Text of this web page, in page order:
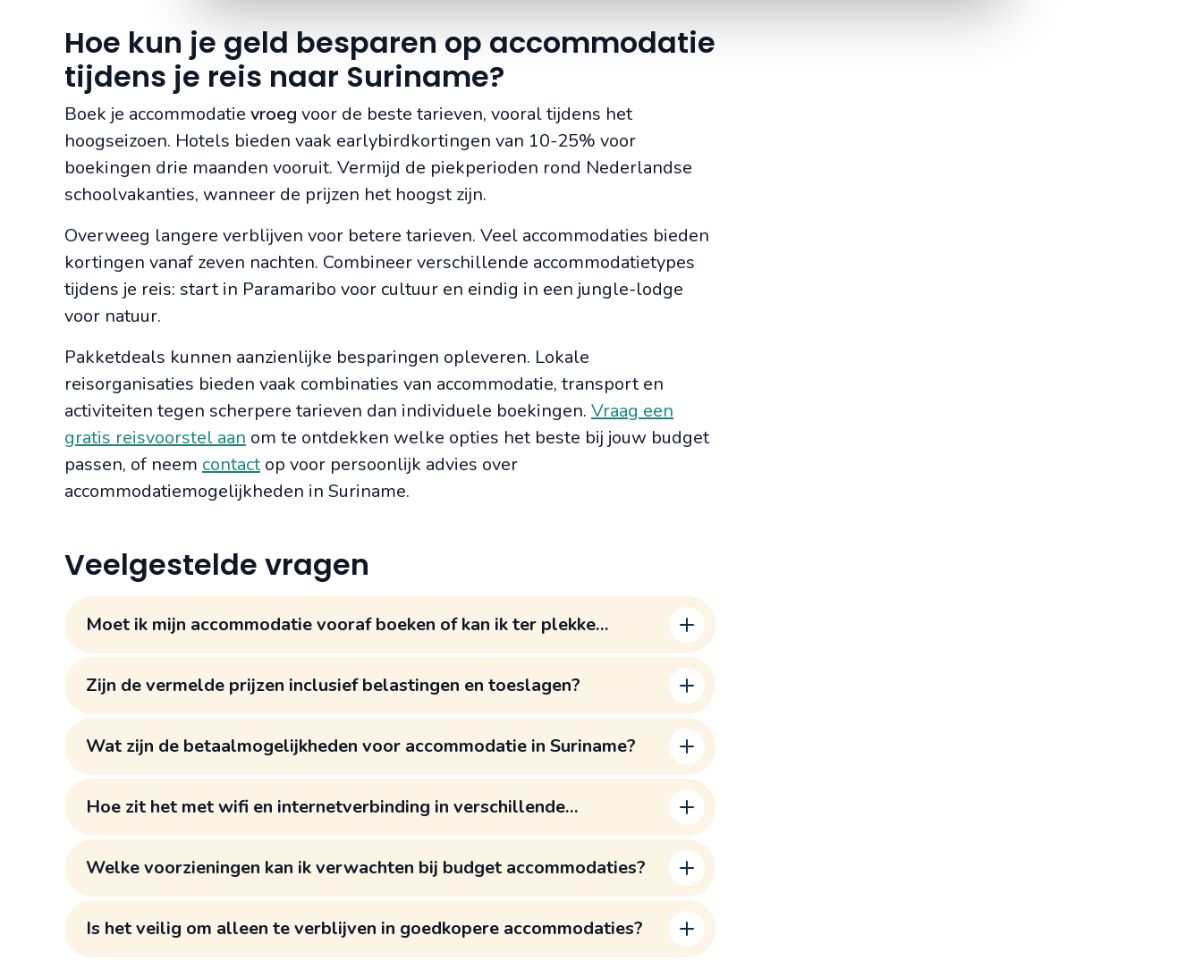
Hoe kun je geld besparen op accommodatie
tijdens je reis naar Suriname?
Boek je accommodatie vroeg voor de beste tarieven, vooral tijdens het
hoogseizoen. Hotels bieden vaak earlybirdkortingen van 10-25% voor
boekingen drie maanden vooruit. Vermijd de piekperioden rond Nederlandse
schoolvakanties, wanneer de prijzen het hoogst zijn.
Overweeg langere verblijven voor betere tarieven. Veel accommodaties bieden
kortingen vanaf zeven nachten. Combineer verschillende accommodatietypes
tijdens je reis: start in Paramaribo voor cultuur en eindig in een jungle-lodge
voor natuur.
Pakketdeals kunnen aanzienlijke besparingen opleveren. Lokale
reisorganisaties bieden vaak combinaties van accommodatie, transport en
activiteiten tegen scherpere tarieven dan individuele boekingen. Vraag een
gratis reisvoorstel aan om te ontdekken welke opties het beste bij jouw budget
passen, of neem contact op voor persoonlijk advies over
accommodatiemogelijkheden in Suriname.
Veelgestelde vragen
Moet ik mijn accommodatie vooraf boeken of kan ik ter plekke
Zijn de vermelde prijzen inclusief belastingen en toeslagen?
Wat zijn de betaalmogelijkheden voor accommodatie in Suriname?
Hoe zit het met wifi en internetverbinding in verschillende
Welke voorzieningen kan ik verwachten bij budget accommodaties?
Is het veilig om alleen te verblijven in goedkopere accommodaties?